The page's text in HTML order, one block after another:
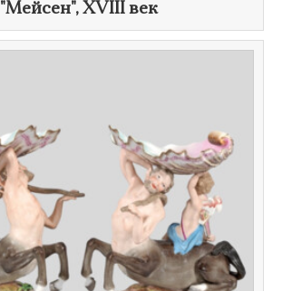
"Мейсен", XVIII век